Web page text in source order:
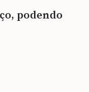
podendo